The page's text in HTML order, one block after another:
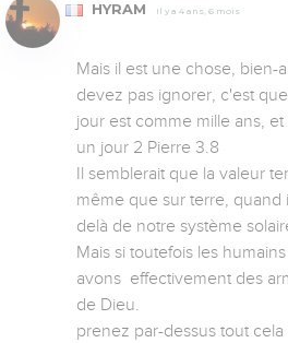
HYRAM Il y a 4 ans, 6 mois
Mais il est une chose, bien-
devez pas ignorer, c'est
jour est comme mille ans,
un jour 2 Pierre 3.8
Il semblerait que la valeur
même que sur terre, quand
delà de notre système
Mais si toutefois les
avons  effectivement des
de Dieu.
prenez par-dessus tout